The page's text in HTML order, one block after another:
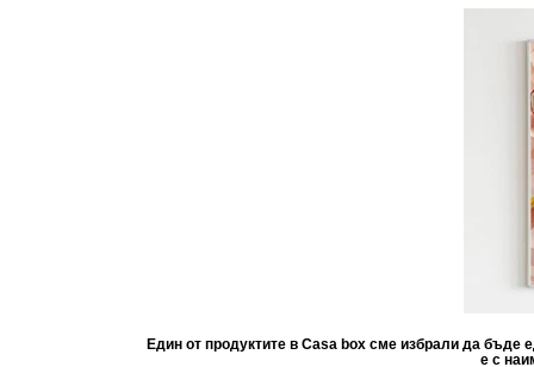
Един от продуктите в Casa box сме избрали да бъде
е с